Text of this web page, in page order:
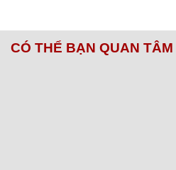
CÓ THỂ BẠN QUAN TÂM